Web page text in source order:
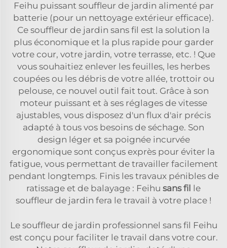
Feihu puissant souffleur de jardin alimenté par
batterie (pour un nettoyage extérieur efficace).
Ce souffleur de jardin sans fil est la solution la
plus économique et la plus rapide pour garder
votre cour, votre jardin, votre terrasse, etc. ! Que
vous souhaitiez enlever les feuilles, les herbes
coupées ou les débris de votre allée, trottoir ou
pelouse, ce nouvel outil fait tout. Grâce à son
moteur puissant et à ses réglages de vitesse
ajustables, vous disposez d'un flux d'air précis
adapté à tous vos besoins de séchage. Son
design léger et sa poignée incurvée
ergonomique sont conçus exprès pour éviter la
fatigue, vous permettant de travailler facilement
pendant longtemps. Finis les travaux pénibles de
ratissage et de balayage : Feihu sans fil le
souffleur de jardin fera le travail à votre place !
Le souffleur de jardin professionnel sans fil Feihu
est conçu pour faciliter le travail dans votre cour.